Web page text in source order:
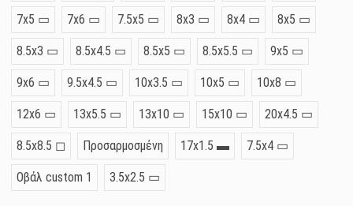
7x5 ▭ 7x6 ▭ 7.5x5 ▭ 8x3 ▭ 8x4 ▭ 8x5 ▭
8.5x3 ▭ 8.5x4.5 ▭ 8.5x5 ▭ 8.5x5.5 ▭ 9x5 ▭
9x6 ▭ 9.5x4.5 ▭ 10x3.5 ▭ 10x5 ▭ 10x8 ▭
12x6 ▭ 13x5.5 ▭ 13x10 ▭ 15x10 ▭ 20x4.5 ▭
8.5x8.5 ◻ Προσαρμοσμένη 17x1.5 ▬ 7.5x4 ▭
Οβάλ custom 1 3.5x2.5 ▭